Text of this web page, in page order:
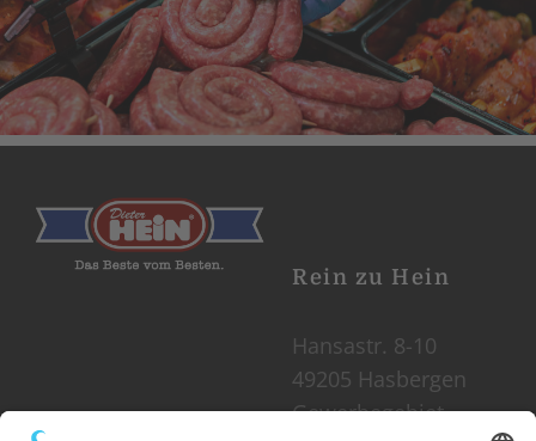
Rein zu Hein
Hansastr. 8-10
49205 Hasbergen
Gewerbegebiet